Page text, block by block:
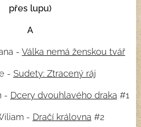
přes lupu)
A
- Válka nemá ženskou tvář
- Sudety: Ztracený ráj
- Dcery dvouhlavého draka #1
- Dračí královna #2